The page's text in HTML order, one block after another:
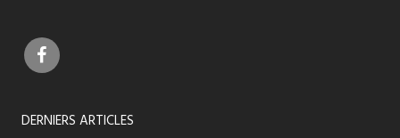
DERNIERS ARTICLES